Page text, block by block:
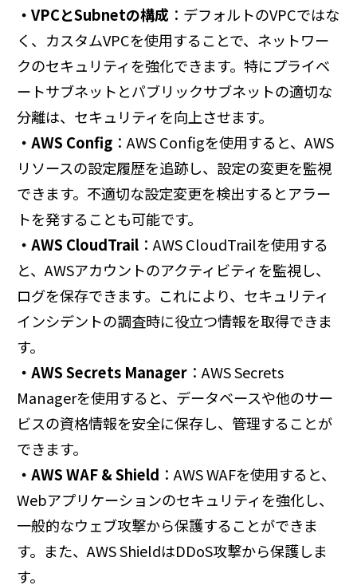
・VPCとSubnetの構成 ：デフォルトのVPCではな
く、カスタムVPCを使用することで、ネットワー
クのセキュリティを強化できます。特にプライベ
ートサブネットとパブリックサブネットの適切な
分離は、セキュリティを向上させます。
・AWS Config ：AWS Configを使用すると、AWS
リソースの設定履歴を追跡し、設定の変更を監視
できます。不適切な設定変更を検出するとアラー
トを発することも可能です。
・AWS CloudTrail ：AWS CloudTrailを使用する
と、AWSアカウントのアクティビティを監視し、
ログを保存できます。これにより、セキュリティ
インシデントの調査時に役立つ情報を取得できま
す。
・AWS Secrets Manager ：AWS Secrets
Managerを使用すると、データベースや他のサー
ビスの資格情報を安全に保存し、管理することが
できます。
・AWS WAF & Shield ：AWS WAFを使用すると、
Webアプリケーションのセキュリティを強化し、
一般的なウェブ攻撃から保護することができま
す。また、AWS ShieldはDDoS攻撃から保護しま
す。